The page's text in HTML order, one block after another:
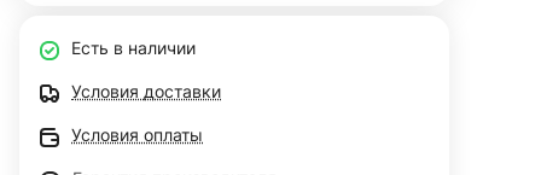
Есть в наличии
Условия доставки
Условия оплаты